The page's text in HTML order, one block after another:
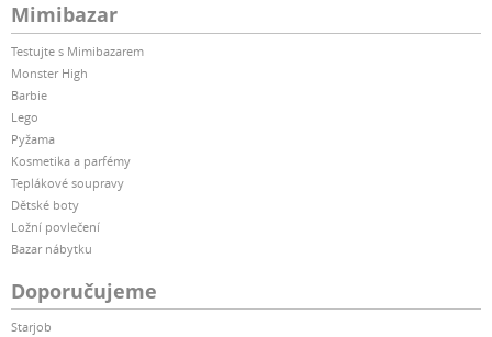
Mimibazar
Testujte s Mimibazarem
Monster High
Barbie
Lego
Pyžama
Kosmetika a parfémy
Teplákové soupravy
Dětské boty
Ložní povlečení
Bazar nábytku
Doporučujeme
Starjob